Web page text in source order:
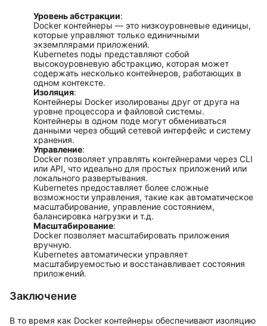
Уровень абстракции:
Docker контейнеры — это низкоуровневые единицы,
которые управляют только единичными
экземплярами приложений.
Kubernetes поды представляют собой
высокоуровневую абстракцию, которая может
содержать несколько контейнеров, работающих в
одном контексте.
Изоляция:
Контейнеры Docker изолированы друг от друга на
уровне процессора и файловой системы.
Контейнеры в одном поде могут обмениваться
данными через общий сетевой интерфейс и систему
хранения.
Управление:
Docker позволяет управлять контейнерами через CLI
или API, что идеально для простых приложений или
локального развертывания.
Kubernetes предоставляет более сложные
возможности управления, такие как автоматическое
масштабирование, управление состоянием,
балансировка нагрузки и т.д.
Масштабирование:
Docker позволяет масштабировать приложения
вручную.
Kubernetes автоматически управляет
масштабируемостью и восстанавливает состояния
приложений.
Заключение
В то время как Docker контейнеры обеспечивают изоляцию